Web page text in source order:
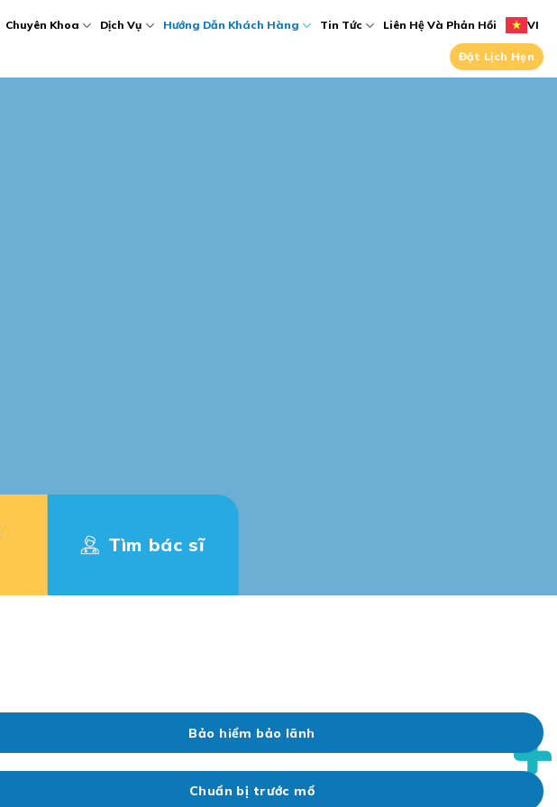
Chuyên Khoa Dịch Vụ Hướng Dẫn Khách Hàng Tin Tức Liên Hệ Và Phản Hồi VI
Đặt Lịch Hẹn
Tìm bác sĩ
Bảo hiểm bảo lãnh
Chuẩn bị trước mổ